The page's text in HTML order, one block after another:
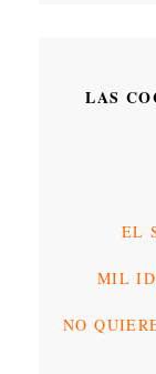
LAS
EL
MIL
NO